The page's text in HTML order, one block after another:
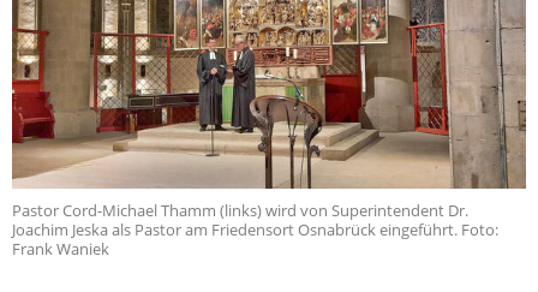
Pastor Cord-Michael Thamm (links) wird von Superintendent Dr.
Joachim Jeska als Pastor am Friedensort Osnabrück eingeführt. Foto:
Frank Waniek